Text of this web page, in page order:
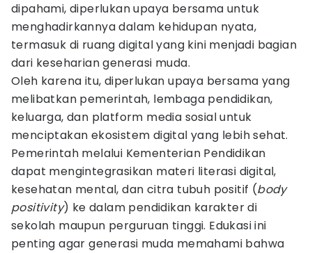
dipahami, diperlukan upaya bersama untuk
menghadirkannya dalam kehidupan nyata,
termasuk di ruang digital yang kini menjadi bagian
dari keseharian generasi muda.
Oleh karena itu, diperlukan upaya bersama yang
melibatkan pemerintah, lembaga pendidikan,
keluarga, dan platform media sosial untuk
menciptakan ekosistem digital yang lebih sehat.
Pemerintah melalui Kementerian Pendidikan
dapat mengintegrasikan materi literasi digital,
kesehatan mental, dan citra tubuh positif (body
positivity) ke dalam pendidikan karakter di
sekolah maupun perguruan tinggi. Edukasi ini
penting agar generasi muda memahami bahwa